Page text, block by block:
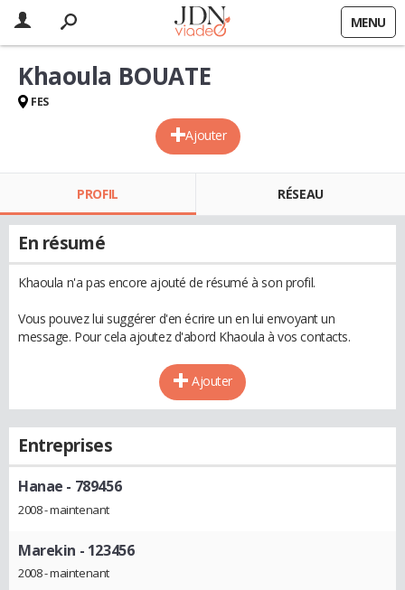
MENU
Ajouter
Khaoula BOUATE
FES
PROFIL RÉSEAU
En résumé
Khaoula n'a pas encore ajouté de résumé à son profil.
Vous pouvez lui suggérer d'en écrire un en lui envoyant un
message. Pour cela ajoutez d'abord Khaoula à vos contacts.
Ajouter
Entreprises
Hanae - 789456
2008 - maintenant
Marekin - 123456
2008 - maintenant